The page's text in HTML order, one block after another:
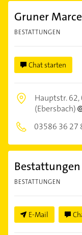
Gruner
BESTATTUNGEN
Chat starten
Hauptstr. 62,
(Ebersbach)
03586 36 27
BESTATTUNGEN
E-Mail